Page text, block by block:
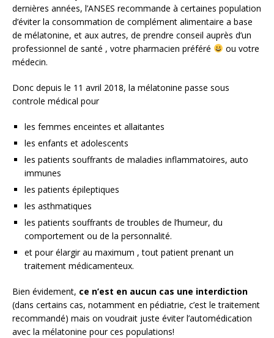
dernières années, l’ANSES recommande à certaines population
d’éviter la consommation de complément alimentaire a base
de mélatonine, et aux autres, de prendre conseil auprès d’un
professionnel de santé , votre pharmacien préféré
ou votre
médecin.
Donc depuis le 11 avril 2018, la mélatonine passe sous
controle médical pour
les femmes enceintes et allaitantes
les enfants et adolescents
les patients souffrants de maladies inflammatoires, auto
immunes
les patients épileptiques
les asthmatiques
les patients souffrants de troubles de l’humeur, du
comportement ou de la personnalité.
et pour élargir au maximum , tout patient prenant un
traitement médicamenteux.
Bien évidement, ce n’est en aucun cas une interdiction
(dans certains cas, notamment en pédiatrie, c’est le traitement
recommandé) mais on voudrait juste éviter l’automédication
avec la mélatonine pour ces populations!